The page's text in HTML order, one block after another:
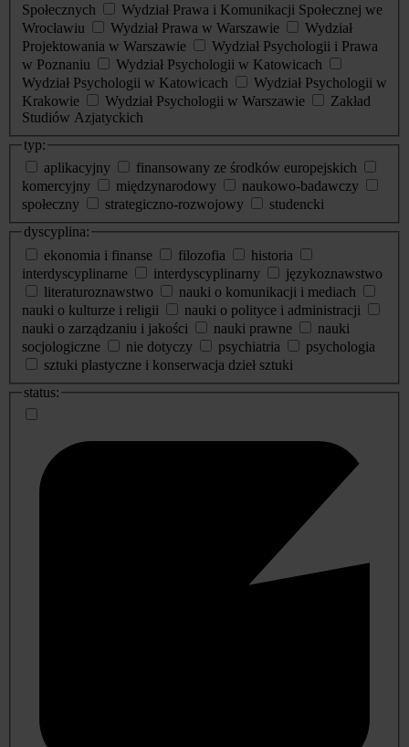
Społecznych
Wydział Prawa i Komunikacji Społecznej we
Wrocławiu
Wydział Prawa w Warszawie
Wydział
Projektowania w Warszawie
Wydział Psychologii i Prawa
w Poznaniu
Wydział Psychologii w Katowicach
Wydział Psychologii w Katowicach
Wydział Psychologii w
Krakowie
Wydział Psychologii w Warszawie
Zakład
Studiów Azjatyckich
typ:
aplikacyjny
finansowany ze środków europejskich
komercyjny
międzynarodowy
naukowo-badawczy
społeczny
strategiczno-rozwojowy
studencki
dyscyplina:
ekonomia i finanse
filozofia
historia
interdyscyplinarne
interdyscyplinarny
językoznawstwo
literaturoznawstwo
nauki o komunikacji i mediach
nauki o kulturze i religii
nauki o polityce i administracji
nauki o zarządzaniu i jakości
nauki prawne
nauki
socjologiczne
nie dotyczy psychiatria
psychologia
sztuki plastyczne i konserwacja dzieł sztuki
status: